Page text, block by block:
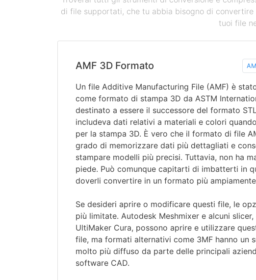
di file supportati, che tu abbia bisogno di
tuoi file
AMF 3D Formato
Un file Additive Manufacturing File (AMF) è
come formato di stampa 3D da ASTM
destinato a essere il successore del formato
includeva dati relativi a materiali e colori
per la stampa 3D. È vero che il formato di file
grado di memorizzare dati più dettagliati e
stampare modelli più precisi. Tuttavia, non ha
piede. Può comunque capitarti di imbatterti in
doverli convertire in un formato più
Se desideri aprire o modificare questi file, le
più limitate. Autodesk Meshmixer e alcuni slicer,
UltiMaker Cura, possono aprire e utilizzare
file, ma formati alternativi come 3MF hanno un
molto più diffuso da parte delle principali
software CAD.